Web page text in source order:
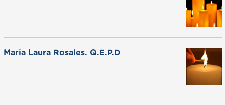
Maria Laura Rosales. Q.E.P.D